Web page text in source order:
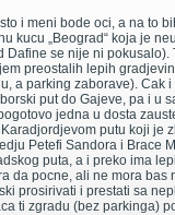
i meni bode oci, a na to
kucu „Beograd“ koja je
Dafine se nije ni pokusalo).
preostalih lepih
a parking zaborave). Cak
put do Gajeve, pa i u
jedna u dosta
putu koji je
Petefi Sandora i Brace
puta, a i preko ima
da pocne, ali ne mora bas
prosirivati i prestati sa
ti zgradu (bez parkinga)